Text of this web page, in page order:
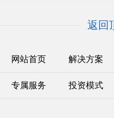
返回
网站首页 解决方案
专属服务 投资模式